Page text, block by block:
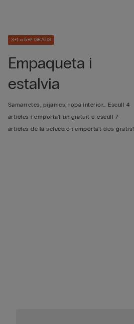
3+1 o 5+2 GRATIS
Empaqueta i
estalvia
Samarretes, pijames, ropa interior… Escull 4
articles i emporta't un gratuït o escull 7
articles de la selecció i emporta't dos gratis!